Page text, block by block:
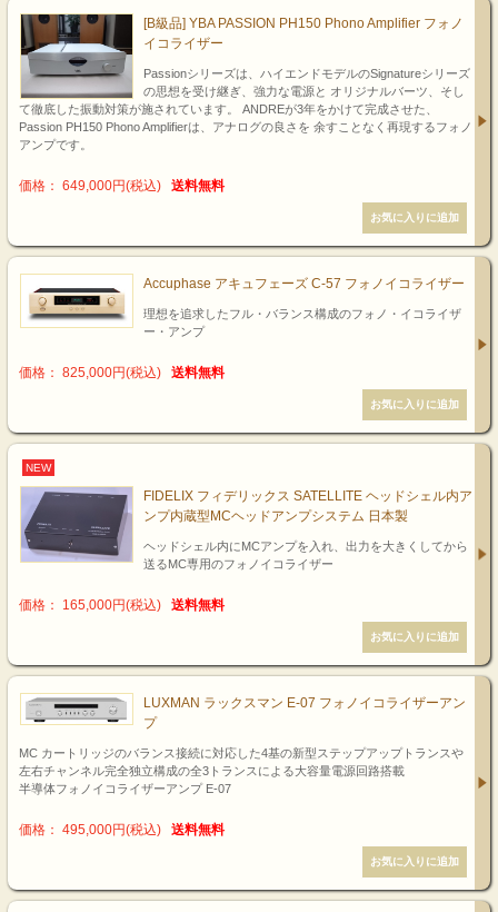
[B級品] YBA PASSION PH150 Phono Amplifier フォノ
イコライザー
Passionシリーズは、ハイエンドモデルのSignatureシリーズ
の思想を受け継ぎ、強力な電源と オリジナルバーツ、そし
て徹底した振動対策が施されています。 ANDREが3年をかけて完成させた、
Passion PH150 Phono Amplifierは、アナログの良さを 余すことなく再現するフォノ
アンプです。
価格： 649,000円(税込) 送料無料
Accuphase アキュフェーズ C-57 フォノイコライザー
理想を追求したフル・バランス構成のフォノ・イコライザ
ー・アンプ
価格： 825,000円(税込) 送料無料
NEW
FIDELIX フィデリックス SATELLITE ヘッドシェル内ア
ンプ内蔵型MCヘッドアンプシステム 日本製
ヘッドシェル内にMCアンプを入れ、出力を大きくしてから
送るMC専用のフォノイコライザー
価格： 165,000円(税込) 送料無料
LUXMAN ラックスマン E-07 フォノイコライザーアン
プ
MC カートリッジのバランス接続に対応した4基の新型ステップアップトランスや
左右チャンネル完全独立構成の全3トランスによる大容量電源回路搭載
半導体フォノイコライザーアンプ E-07
価格： 495,000円(税込) 送料無料